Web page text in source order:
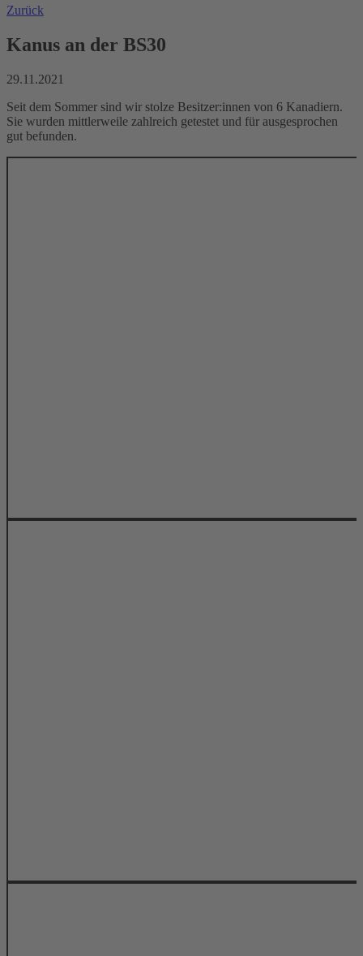
Zurück
Kanus an der BS30
29.11.2021
Seit dem Sommer sind wir stolze Besitzer:innen von 6 Kanadiern.
Sie wurden mittlerweile zahlreich getestet und für ausgesprochen
gut befunden.